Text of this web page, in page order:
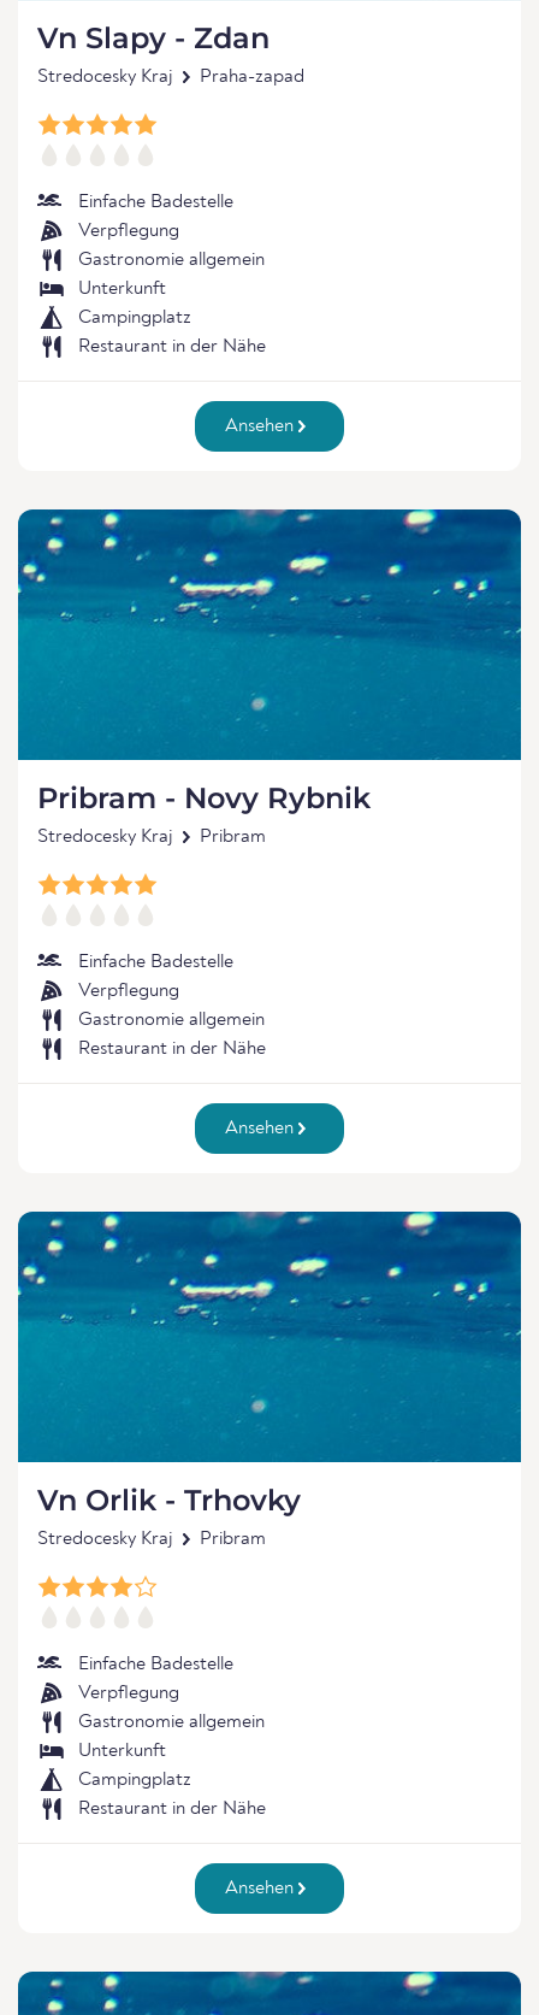
Vn Slapy - Zdan
Stredocesky Kraj Praha-zapad
Einfache Badestelle
Verpflegung
Gastronomie allgemein
Unterkunft
Campingplatz
Restaurant in der Nähe
Ansehen
Pribram - Novy Rybnik
Stredocesky Kraj Pribram
Einfache Badestelle
Verpflegung
Gastronomie allgemein
Restaurant in der Nähe
Ansehen
Vn Orlik - Trhovky
Stredocesky Kraj Pribram
Einfache Badestelle
Verpflegung
Gastronomie allgemein
Unterkunft
Campingplatz
Restaurant in der Nähe
Ansehen